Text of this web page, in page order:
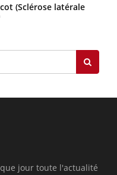
(Sclérose latérale
jour toute l'actualité